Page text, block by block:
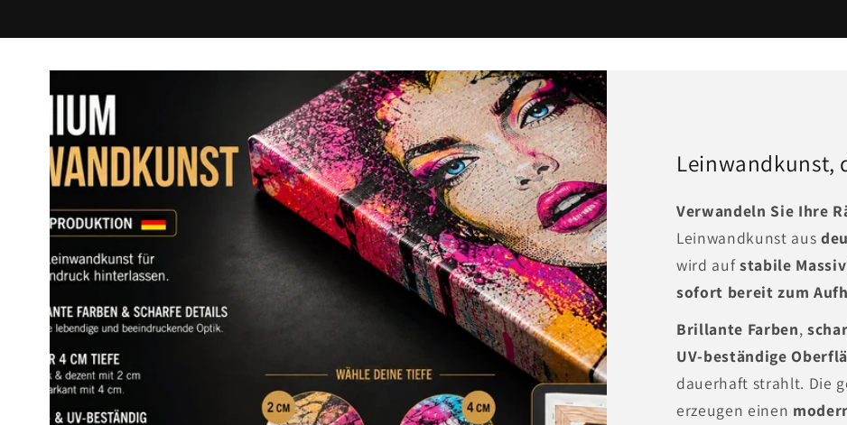
Leinwandkunst,
Verwandeln Sie Ihre
Leinwandkunst aus
wird aufstabile
sofort bereit zum
Brillante Farben,
UV-beständige
dauerhaft strahlt. Die
erzeugen einen